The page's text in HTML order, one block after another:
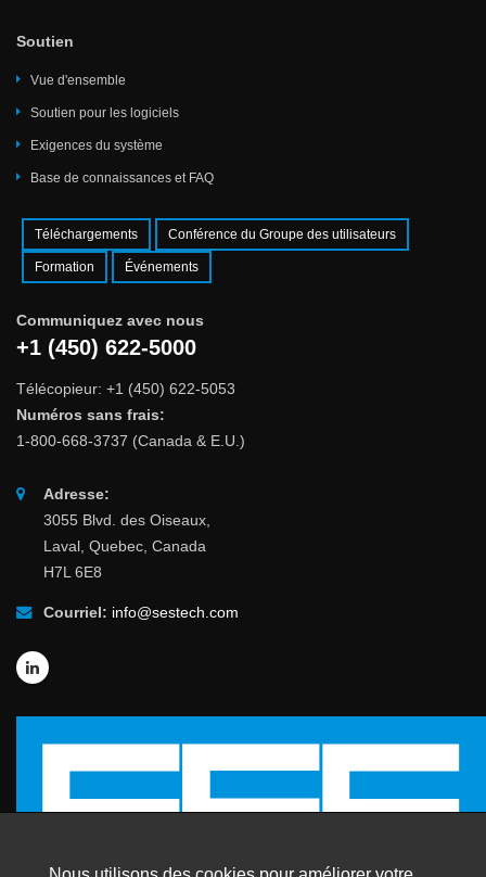
Soutien
Vue d'ensemble
Soutien pour les logiciels
Exigences du système
Base de connaissances et FAQ
Téléchargements Conférence du Groupe des utilisateurs
Formation Événements
Communiquez avec nous
+1 (450) 622-5000
Télécopieur: +1 (450) 622-5053
Numéros sans frais:
1-800-668-3737 (Canada & E.U.)
Adresse:
3055 Blvd. des Oiseaux,
Laval, Quebec, Canada
H7L 6E8
Courriel: info@sestech.com